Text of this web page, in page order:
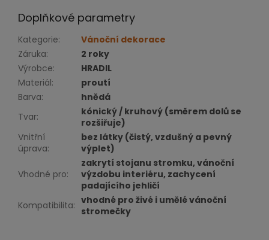
Doplňkové parametry
Kategorie:
Vánoční dekorace
Záruka:
2 roky
Výrobce:
HRADIL
Materiál:
proutí
Barva:
hnědá
Tvar:
kónický / kruhový (směrem dolů se
rozšiřuje)
Vnitřní
úprava:
bez látky (čistý, vzdušný a pevný
výplet)
Vhodné pro:
zakrytí stojanu stromku, vánoční
výzdobu interiéru, zachycení
padajícího jehličí
Kompatibilita: vhodné pro živé i umělé vánoční
stromečky